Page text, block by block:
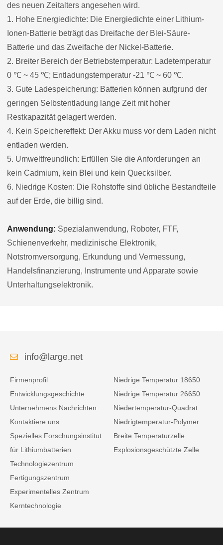
des neuen Zeitalters angesehen wird.
1. Hohe Energiedichte: Die Energiedichte einer Lithium-
Ionen-Batterie beträgt das Dreifache der Blei-Säure-
Batterie und das Zweifache der Nickel-Batterie.
2. Breiter Bereich der Betriebstemperatur: Ladetemperatur
0 ℃ ~ 45 ℃; Entladungstemperatur -21 ℃ ~ 60 ℃.
3. Gute Ladespeicherung: Batterien können aufgrund der
geringen Selbstentladung lange Zeit mit hoher
Restkapazität gelagert werden.
4. Kein Speichereffekt: Der Akku muss vor dem Laden nicht
entladen werden.
5. Umweltfreundlich: Erfüllen Sie die Anforderungen an
kein Cadmium, kein Blei und kein Quecksilber.
6. Niedrige Kosten: Die Rohstoffe sind übliche Bestandteile
auf der Erde, die billig sind.
Anwendung: Spezialanwendung, Roboter, FTF,
Schienenverkehr, medizinische Elektronik,
Notstromversorgung, Erkundung und Vermessung,
Handelsfinanzierung, Instrumente und Apparate sowie
Unterhaltungselektronik.
info@large.net
Firmenprofil
Entwicklungsgeschichte
Unternehmens Nachrichten
Kontaktiere uns
Spezielles Forschungsinstitut
für Lithiumbatterien
Technologiezentrum
Fertigungszentrum
Experimentelles Zentrum
Kerntechnologie
Niedrige Temperatur 18650
Niedrige Temperatur 26650
Niedertemperatur-Quadrat
Niedrigtemperatur-Polymer
Breite Temperaturzelle
Explosionsgeschützte Zelle